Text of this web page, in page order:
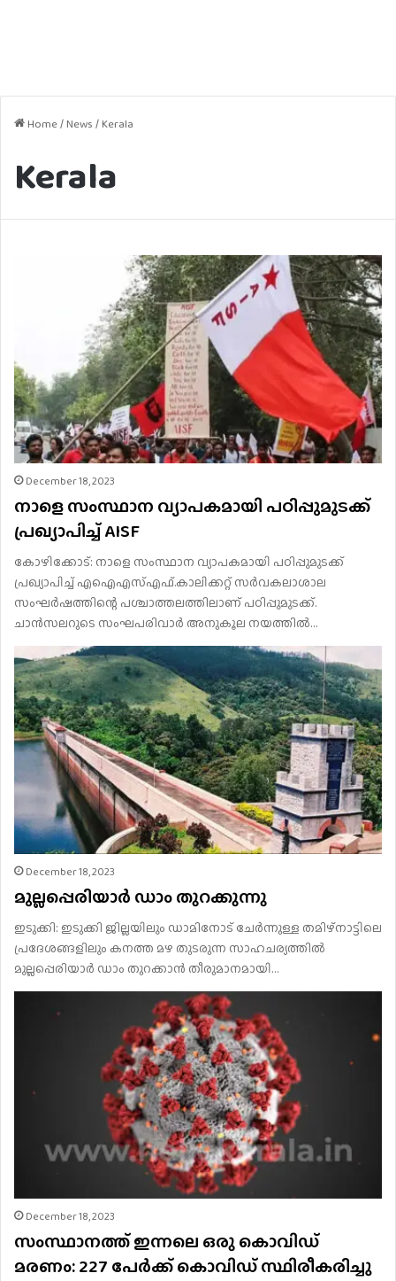
Home/News /Kerala
Kerala
December 18, 2023
നാളെ സംസ്ഥാന വ്യാപകമായി പഠിപ്പുമുടക്ക്
പ്രഖ്യാപിച്ച് AISF
കോഴിക്കോട്: നാളെ സംസ്ഥാന വ്യാപകമായി പഠിപ്പുമുടക്ക്
പ്രഖ്യാപിച്ച് എഐഎസ്എഫ്.കാലിക്കറ്റ് സർവകലാശാല
സംഘർഷത്തിന്റെ പശ്ചാത്തലത്തിലാണ് പഠിപ്പുമുടക്ക്.
ചാൻസലറുടെ സംഘപരിവാർ അനുകൂല നയത്തിൽ…
December 18, 2023
മുല്ലപ്പെരിയാർ ഡാം തുറക്കുന്നു
ഇടുക്കി: ഇടുക്കി ജില്ലയിലും ഡാമിനോട് ചേർന്നുള്ള തമിഴ്നാട്ടിലെ
പ്രദേശങ്ങളിലും കനത്ത മഴ തുടരുന്ന സാഹചര്യത്തിൽ
മുല്ലപ്പെരിയാർ ഡാം തുറക്കാൻ തീരുമാനമായി…
December 18, 2023
സംസ്ഥാനത്ത് ഇന്നലെ ഒരു കൊവിഡ്
മരണം: 227 പേർക്ക് കൊവിഡ് സ്ഥിരീകരിച്ചു